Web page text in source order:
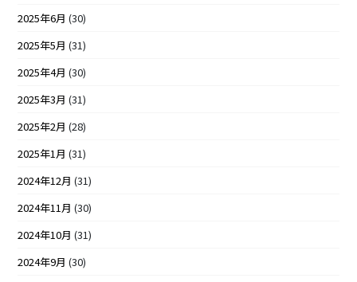
2025年6月 (30)
2025年5月 (31)
2025年4月 (30)
2025年3月 (31)
2025年2月 (28)
2025年1月 (31)
2024年12月 (31)
2024年11月 (30)
2024年10月 (31)
2024年9月 (30)